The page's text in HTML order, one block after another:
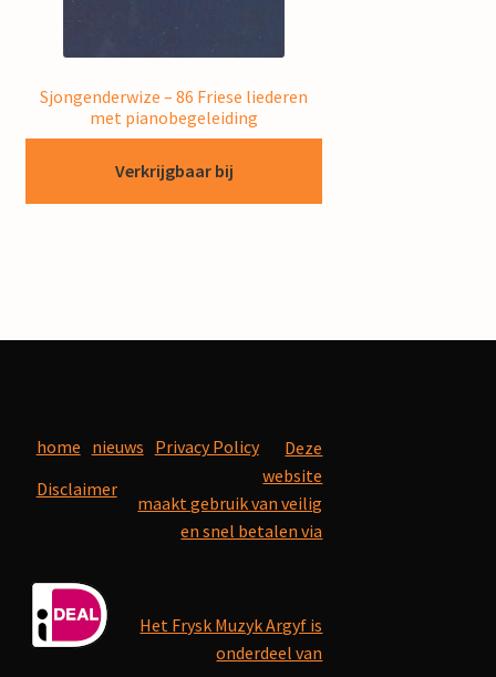
Sjongenderwize – 86 Friese liederen
met pianobegeleiding
Verkrijgbaar bij
home nieuws Privacy Policy
Disclaimer
Deze
website
maakt gebruik van veilig
en snel betalen via
Het Frysk Muzyk Argyf is
onderdeel van